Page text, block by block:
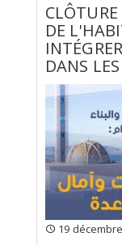
DE
DANS
19